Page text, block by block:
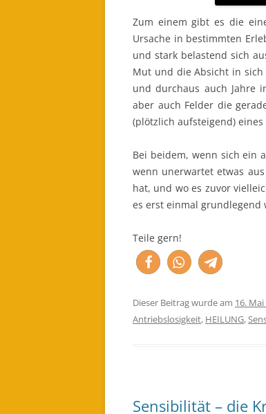
Zum einem gibt es die
Ursache in bestimmten
und stark belastend sich
Mut und die Absicht in
und durchaus auch Jahre
aber auch Felder die
(plötzlich aufsteigend) eines
Bei beidem, wenn sich ein
wenn unerwartet etwas
hat, und wo es zuvor
es erst einmal grundlegend
Teile gern!
Dieser Beitrag wurde am 16.
Antriebslosigkeit, HEILUNG,
Sensibilität – die